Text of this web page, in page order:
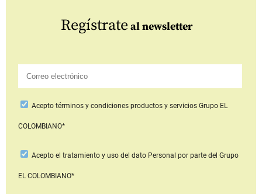
Regístrate al newsletter
Aceptotérminos y condiciones productos y serviciosGrupo EL
COLOMBIANO*
Acepto el tratamiento y uso del dato Personal por parte del Grupo
EL COLOMBIANO*